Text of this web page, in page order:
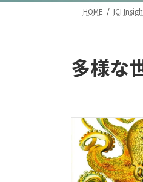
HOME ICI
多様な